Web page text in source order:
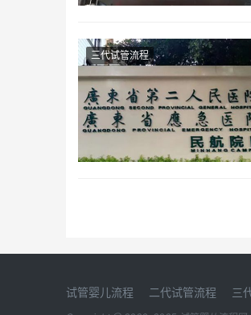
三代试管流程
试管婴儿流程 二代试管流程 三